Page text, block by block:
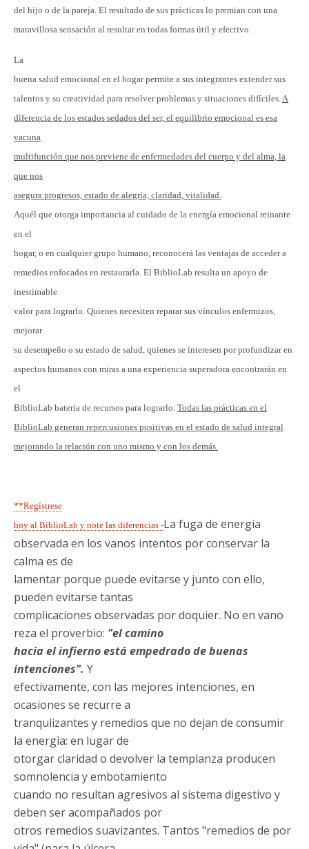
del hijo o de la pareja. El resultado de sus prácticas lo premian con una
maravillosa sensación al resultar en todas formas útil y efectivo.
La
buena salud emocional en el hogar permite a sus integrantes extender sus
talentos y su creatividad para resolver problemas y situaciones difíciles.A
diferencia de los estados sedados del ser, el equilibrio emocional es esa
vacuna
multifunción que nos previene de enfermedades del cuerpo y del alma, la
que nos
asegura progresos, estado de alegría, claridad, vitalidad.
Aquél que otorga importancia al cuidado de la energía emocional reinante
en el
hogar, o en cualquier grupo humano, reconocerá las ventajas de acceder a
remedios enfocados en restaurarla. El BiblioLab resulta un apoyo de
inestimable
valor para lograrlo. Quienes necesiten reparar sus vínculos enfermizos,
mejorar
su desempeño o su estado de salud, quienes se interesen por profundizar en
aspectos humanos con miras a una experiencia superadora encontrarán en
el
BiblioLab batería de recursos para lograrlo. Todas las prácticas en el
BiblioLab generan repercusiones positivas en el estado de salud integral
mejorando la relación con uno mismo y con los demás.
**Regístrese
hoy al BiblioLab y note las diferencias -La fuga de energía
observada en los vanos intentos por conservar la
calma es de
lamentar porque puede evitarse y junto con ello,
pueden evitarse tantas
complicaciones observadas por doquier. No en vano
reza el proverbio: "el camino
hacia el infierno está empedrado de buenas
intenciones". Y
efectivamente, con las mejores intenciones, en
ocasiones se recurre a
tranqulizantes y remedios que no dejan de consumir
la energìa: en lugar de
otorgar claridad o devolver la templanza producen
somnolencia y embotamiento
cuando no resultan agresivos al sistema digestivo y
deben ser acompañados por
otros remedios suavizantes. Tantos "remedios de por